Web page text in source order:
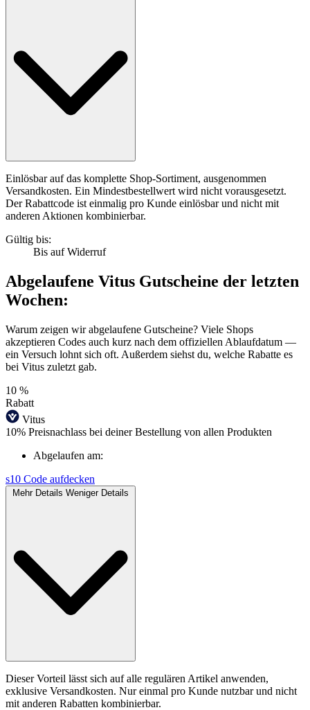
Einlösbar auf das komplette Shop-Sortiment, ausgenommen
Versandkosten. Ein Mindestbestellwert wird nicht vorausgesetzt.
Der Rabattcode ist einmalig pro Kunde einlösbar und nicht mit
anderen Aktionen kombinierbar.
Gültig bis:
Bis auf Widerruf
Abgelaufene Vitus Gutscheine der letzten
Wochen:
Warum zeigen wir abgelaufene Gutscheine? Viele Shops
akzeptieren Codes auch kurz nach dem offiziellen Ablaufdatum —
ein Versuch lohnt sich oft. Außerdem siehst du, welche Rabatte es
bei Vitus zuletzt gab.
10 %
Rabatt
Vitus
10% Preisnachlass bei deiner Bestellung von allen Produkten
Abgelaufen am:
s10 Code aufdecken
Mehr Details Weniger Details
Dieser Vorteil lässt sich auf alle regulären Artikel anwenden,
exklusive Versandkosten. Nur einmal pro Kunde nutzbar und nicht
mit anderen Rabatten kombinierbar.